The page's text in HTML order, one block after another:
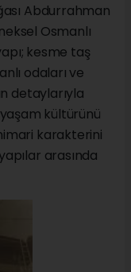
Abdurrahman
Osmanlı
kesme taş
odaları ve
detaylarıyla
kültürünü
karakterini
arasında